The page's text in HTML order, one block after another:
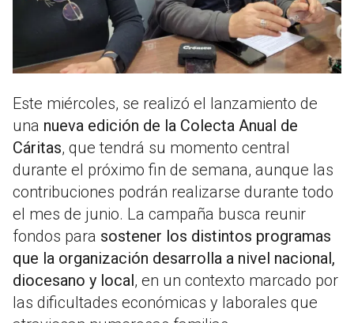
Este miércoles, se realizó el lanzamiento de
una nueva edición de la Colecta Anual de
Cáritas, que tendrá su momento central
durante el próximo fin de semana, aunque las
contribuciones podrán realizarse durante todo
el mes de junio. La campaña busca reunir
fondos para sostener los distintos programas
que la organización desarrolla a nivel nacional,
diocesano y local, en un contexto marcado por
las dificultades económicas y laborales que